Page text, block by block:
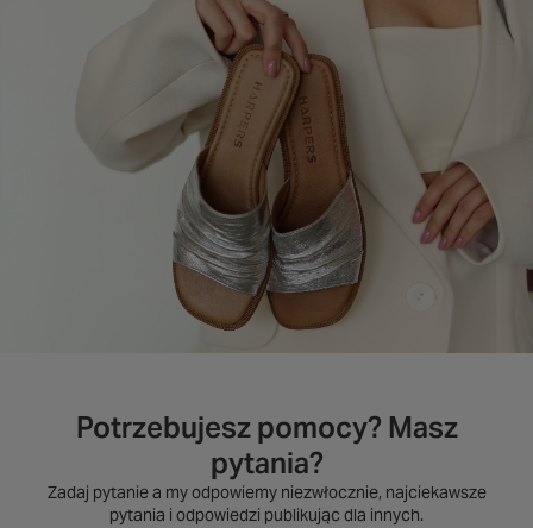
Potrzebujesz pomocy? Masz
pytania?
Zadaj pytanie a my odpowiemy niezwłocznie, najciekawsze
pytania i odpowiedzi publikując dla innych.